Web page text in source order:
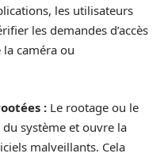
les utilisateurs
les demandes d’accès
caméra ou
: Le rootage ou le
système et ouvre la
malveillants. Cela